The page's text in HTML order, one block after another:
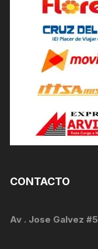
CONTACTO
Av . Jose Galvez